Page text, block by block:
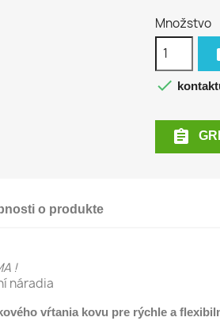
Množstvo


o produkte
!
náradia
vŕtania kovu pre rýchle a